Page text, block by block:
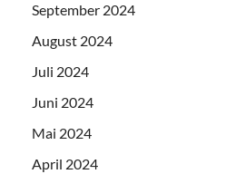
September 2024
August 2024
Juli 2024
Juni 2024
Mai 2024
April 2024